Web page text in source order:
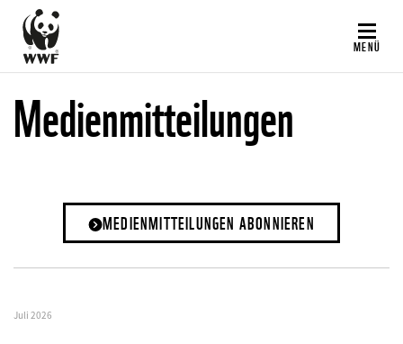
Direkt
zum
Inhalt
MENÜ
Medienmitteilungen
MEDIENMITTEILUNGEN ABONNIEREN
Juli 2026